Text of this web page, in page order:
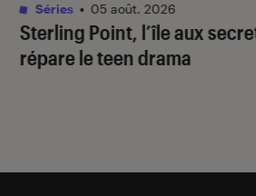
Sterling Point, l’île aux
répare le teen drama
Séries • 05 août. 2026